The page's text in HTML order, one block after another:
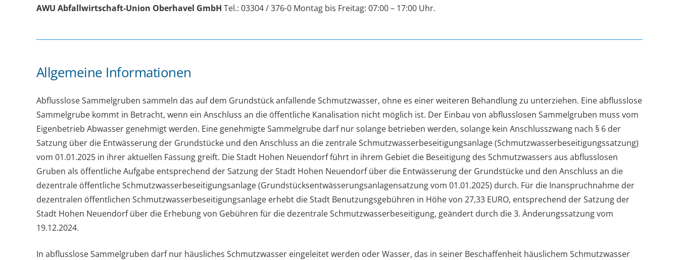
AWU Abfallwirtschaft-Union Oberhavel GmbH Tel.: 03304 / 376-0 Montag bis Freitag: 07:00 – 17:00 Uhr.
Allgemeine Informationen
Abflusslose Sammelgruben sammeln das auf dem Grundstück anfallende Schmutzwasser, ohne es einer weiteren Behandlung zu unterziehen. Eine abflusslose
Sammelgrube kommt in Betracht, wenn ein Anschluss an die öffentliche Kanalisation nicht möglich ist. Der Einbau von abflusslosen Sammelgruben muss vom
Eigenbetrieb Abwasser genehmigt werden. Eine genehmigte Sammelgrube darf nur solange betrieben werden, solange kein Anschlusszwang nach § 6 der
Satzung über die Entwässerung der Grundstücke und den Anschluss an die zentrale Schmutzwasserbeseitigungsanlage (Schmutzwasserbeseitigungssatzung)
vom 01.01.2025 in ihrer aktuellen Fassung greift. Die Stadt Hohen Neuendorf führt in ihrem Gebiet die Beseitigung des Schmutzwassers aus abflusslosen
Gruben als öffentliche Aufgabe entsprechend der Satzung der Stadt Hohen Neuendorf über die Entwässerung der Grundstücke und den Anschluss an die
dezentrale öffentliche Schmutzwasserbeseitigungsanlage (Grundstücksentwässerungsanlagensatzung vom 01.01.2025) durch. Für die Inanspruchnahme der
dezentralen öffentlichen Schmutzwasserbeseitigungsanlage erhebt die Stadt Benutzungsgebühren in Höhe von 27,33 EURO, entsprechend der Satzung der
Stadt Hohen Neuendorf über die Erhebung von Gebühren für die dezentrale Schmutzwasserbeseitigung, geändert durch die 3. Änderungssatzung vom
19.12.2024.
In abflusslose Sammelgruben darf nur häusliches Schmutzwasser eingeleitet werden oder Wasser, das in seiner Beschaffenheit häuslichem Schmutzwasser